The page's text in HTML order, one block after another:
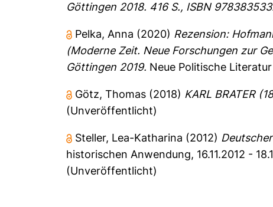
Göttingen 2018. 416 S., ISBN
Pelka, Anna (2020) Rezension:
(Moderne Zeit. Neue Forschungen zur
Göttingen 2019. Neue Politische
Götz, Thomas (2018) KARL BRATER
(Unveröffentlicht)
Steller, Lea-Katharina (2012)
historischen Anwendung, 16.11.2012 -
(Unveröffentlicht)